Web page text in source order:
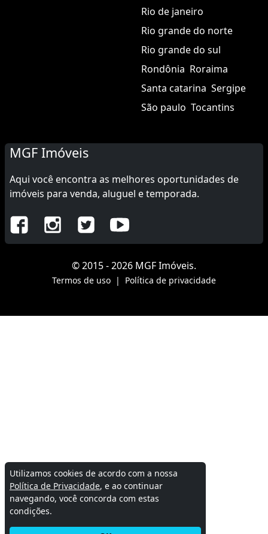
Rio de janeiro
Rio grande do norte
Rio grande do sul
Rondônia Roraima
Santa catarina Sergipe
São paulo Tocantins
MGF Imóveis
Aqui você encontra as melhores oportunidades de
imóveis para venda, aluguel e temporada.
© 2015 - 2026 MGF Imóveis.
Termos de uso | Política de privacidade
Utilizamos cookies de acordo com a nossa
Política de Privacidade, e ao continuar
navegando, você concorda com estas
condições.